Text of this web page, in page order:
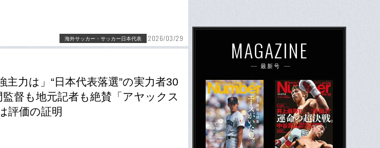
海外サッカー・サッカー日本代表 2026/03/29
力は」“日本代表落選”の実力者30
督も地元記者も絶賛「アヤックス
評価の証明
MAGAZINE
最新号